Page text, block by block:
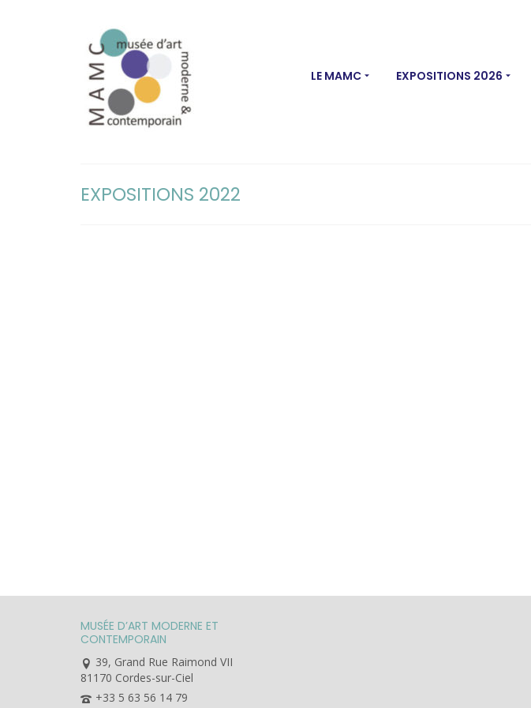
LE MAMC EXPOSITIONS 2026
EXPOSITIONS 2022
MUSÉE D’ART MODERNE ET
CONTEMPORAIN
39, Grand Rue Raimond VII
81170 Cordes-sur-Ciel
+33 5 63 56 14 79